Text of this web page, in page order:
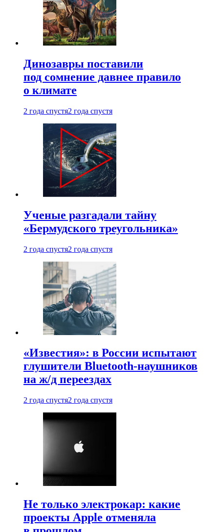
Динозавры поставили
под сомнение давнее правило
о климате
2 года спустя2 года спустя
Ученые разгадали тайну
«Бермудского треугольника»
2 года спустя2 года спустя
«Известия»: в России испытают
глушители Bluetooth-наушников
на ж/д переездах
2 года спустя2 года спустя
Не только электрокар: какие
проекты Apple отменяла